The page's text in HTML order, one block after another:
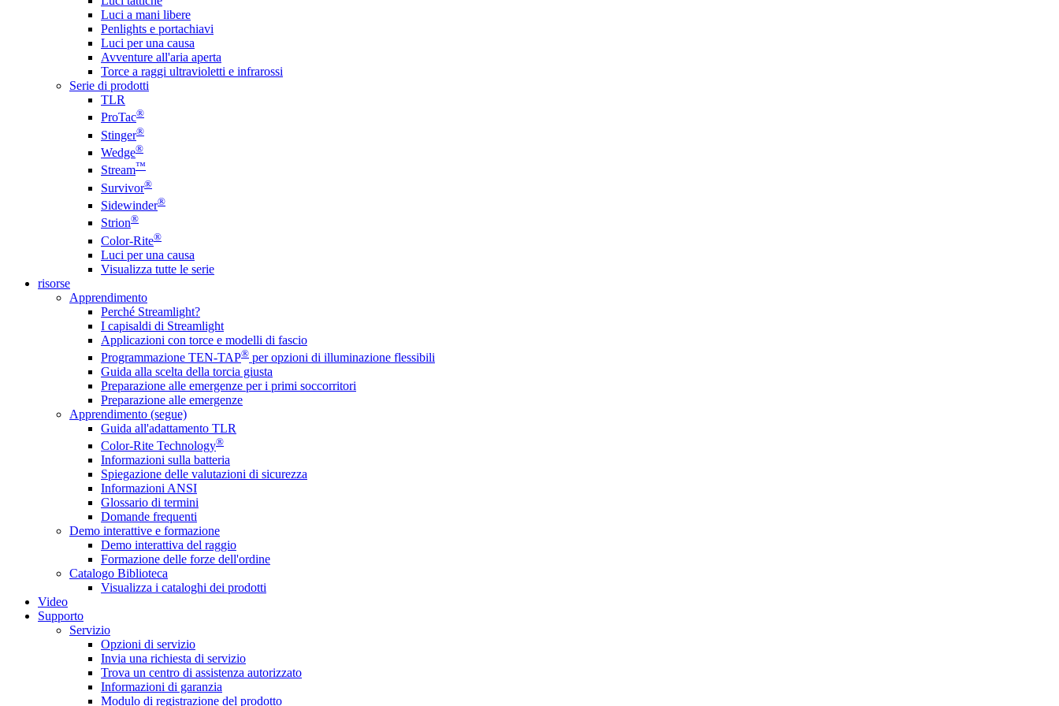
Luci a mani libere
Penlights e portachiavi
Luci per una causa
Avventure all'aria aperta
Torce a raggi ultravioletti e infrarossi
Serie di prodotti
TLR
ProTac®
Stinger®
Wedge®
Stream™
Survivor®
Sidewinder®
Strion®
Color-Rite®
Luci per una causa
Visualizza tutte le serie
risorse
Apprendimento
Perché Streamlight?
I capisaldi di Streamlight
Applicazioni con torce e modelli di fascio
Programmazione TEN-TAP® per opzioni di illuminazione flessibili
Guida alla scelta della torcia giusta
Preparazione alle emergenze per i primi soccorritori
Preparazione alle emergenze
Apprendimento (segue)
Guida all'adattamento TLR
Color-Rite Technology®
Informazioni sulla batteria
Spiegazione delle valutazioni di sicurezza
Informazioni ANSI
Glossario di termini
Domande frequenti
Demo interattive e formazione
Demo interattiva del raggio
Formazione delle forze dell'ordine
Catalogo Biblioteca
Visualizza i cataloghi dei prodotti
Video
Supporto
Servizio
Opzioni di servizio
Invia una richiesta di servizio
Trova un centro di assistenza autorizzato
Informazioni di garanzia
Modulo di registrazione del prodotto